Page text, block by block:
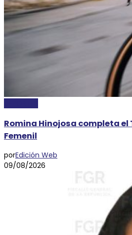
Romina Hinojosa completa el
Femenil
porEdición Web
09/08/2026